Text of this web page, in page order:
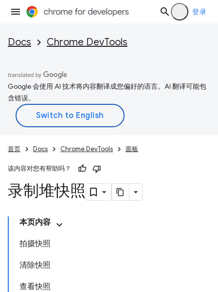
登录
Docs Chrome DevTools
Google 会使用 AI 技术将内容翻译成您偏好的语言。AI 翻译可能包
含错误。
首页 Docs Chrome DevTools 面板
该内容对您有帮助吗？
录制堆快照
本页内容
拍摄快照
清除快照
查看快照